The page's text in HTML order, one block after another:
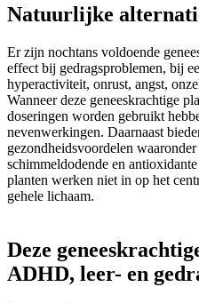
Natuurlijke
Er zijn nochtans voldoende
effect bij gedragsproblemen, bij
hyperactiviteit, onrust, angst,
Wanneer deze geneeskrachtige
doseringen worden gebruikt
nevenwerkingen. Daarnaast
gezondheidsvoordelen
schimmeldodende en
planten werken niet in op het
gehele lichaam.
Deze
ADHD, leer- en